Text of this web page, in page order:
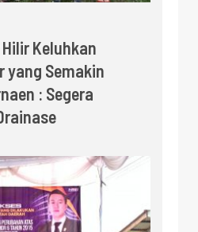
Keluhkan
yang Semakin
: Segera